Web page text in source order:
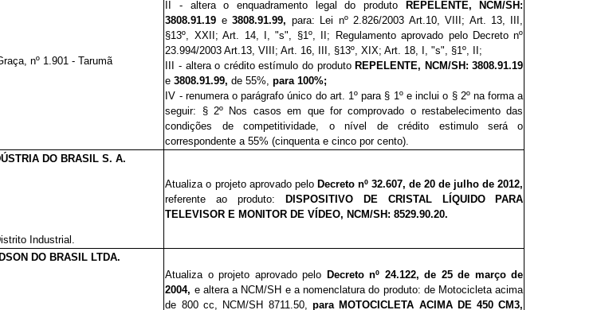
nº 1.901 - Tarumã
II - altera o enquadramento legal do produto
REPELENTE, NCM/SH:
3808.91.19 e3808.91.99, para: Lei nº 2.826/2003 Art.10, VIII; Art. 13, III,
§13º, XXII; Art. 14, I, "s", §1º, II; Regulamento aprovado pelo Decreto nº
23.994/2003 Art.13, VIII; Art. 16, III, §13º, XIX; Art. 18, I, "s", §1º, II;
III - altera o crédito estímulo do produto REPELENTE, NCM/SH: 3808.91.19
e 3808.91.99,de 55%,para 100%;
IV - renumera o parágrafo único do art. 1º para § 1º e inclui o § 2º na forma a
seguir: § 2º Nos casos em que for comprovado o restabelecimento das
condições de competitividade, o nível de crédito estimulo será o
correspondente a 55% (cinquenta e cinco por cento).
DO BRASIL S. A.
Industrial.
Atualiza o projeto aprovado peloDecreto nº 32.607, de 20 de julho de 2012,
referente aoproduto:
DISPOSITIVO DE CRISTAL LÍQUIDO PARA
TELEVISOR E MONITOR DE VÍDEO, NCM/SH: 8529.90.20.
DO BRASIL LTDA.
Atualiza o projeto aprovado pelo Decreto nº 24.122, de 25 de março de
2004, e altera a NCM/SH e a nomenclatura do produto: de Motocicleta acima
de 800 cc, NCM/SH 8711.50, para MOTOCICLETA ACIMA DE 450 CM3,